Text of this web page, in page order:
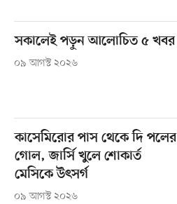
সকালেই পড়ুন আলোচিত ৫ খবর
০৯ আগস্ট ২০২৬
কাসেমিরোর পাস থেকে দি পলের
গোল, জার্সি খুলে শোকার্ত
মেসিকে উৎসর্গ
০৯ আগস্ট ২০২৬